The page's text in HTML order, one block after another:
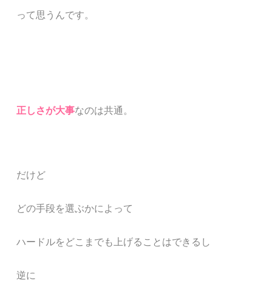
って思うんです。
正し さが大事なのは共通。
だけど
どの手段を選ぶかによって
ハードルをどこまでも上げることはできるし
逆に